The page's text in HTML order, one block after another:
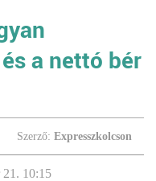
a nettó bér
Szerző: Expresszkolcson
21. 10:15